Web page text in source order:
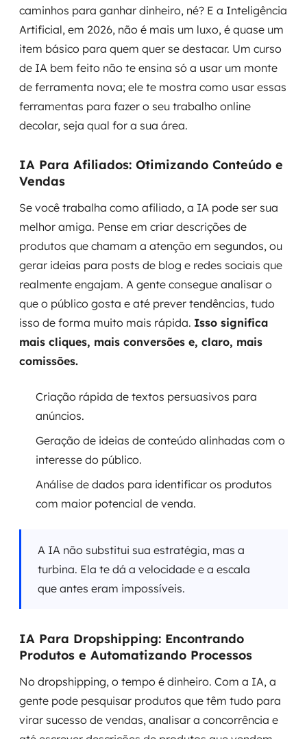
caminhos para ganhar dinheiro, né? E a Inteligência
Artificial, em 2026, não é mais um luxo, é quase um
item básico para quem quer se destacar. Um curso
de IA bem feito não te ensina só a usar um monte
de ferramenta nova; ele te mostra como usar essas
ferramentas para fazer o seu trabalho online
decolar, seja qual for a sua área.
IA Para Afiliados: Otimizando Conteúdo e
Vendas
Se você trabalha como afiliado, a IA pode ser sua
melhor amiga. Pense em criar descrições de
produtos que chamam a atenção em segundos, ou
gerar ideias para posts de blog e redes sociais que
realmente engajam. A gente consegue analisar o
que o público gosta e até prever tendências, tudo
isso de forma muito mais rápida. Isso significa
mais cliques, mais conversões e, claro, mais
comissões.
Criação rápida de textos persuasivos para
anúncios.
Geração de ideias de conteúdo alinhadas com o
interesse do público.
Análise de dados para identificar os produtos
com maior potencial de venda.
A IA não substitui sua estratégia, mas a
turbina. Ela te dá a velocidade e a escala
que antes eram impossíveis.
IA Para Dropshipping: Encontrando
Produtos e Automatizando Processos
No dropshipping, o tempo é dinheiro. Com a IA, a
gente pode pesquisar produtos que têm tudo para
virar sucesso de vendas, analisar a concorrência e